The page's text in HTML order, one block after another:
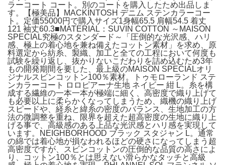
ラーコート コート。別のコートを購入したため出品しま
す。【極美品】MACKINTOSH デニム ステンカラーコー
ト。定価55000円で購入サイズ1身幅65.5 肩幅54.5 着丈
121 袖丈60.3■MATERIAL：SUVIN COTTON ～MAISON
SPECIAL究極のスタンダード～「圧倒的な光沢感、ハリ
感、極上の着心地を兼ね備えたコットン素材」を求め、原
料選定から紡糸、製織、加工と全ての工程において何度も
試験を繰り返し、抜かりないこだわりを詰め込むため3年
もの開発期間を要した、最上級のMAISON SPECIALオリ
ジナルスビンコットン100％素材。トゥモローランド ステ
ンカラーコート ロロピアーナ生地 ネイビー 紺 L。糸を構
成する繊維の一本一本が極端に細く、高密度で織り上げて
も必要以上に柔らかくなってしまうため、織機の織り上げ
スピードや、経糸と緯糸の密度のバランス、生地加工の方
法の微調整を重ね、限界を超えた超高密度の生地に織り上
げる事で、高級感のある上品な光沢感とハリ感を実現して
います。NEIGHBORHOOD ブラック スタジャン L。通常
の綿では着心地が損なわれるほどの硬さになってしまう超
高密度ですが、スビンコットンの圧倒的な品質の高さによ
り、コットン100％とは思えない滑らかなタッチと高級